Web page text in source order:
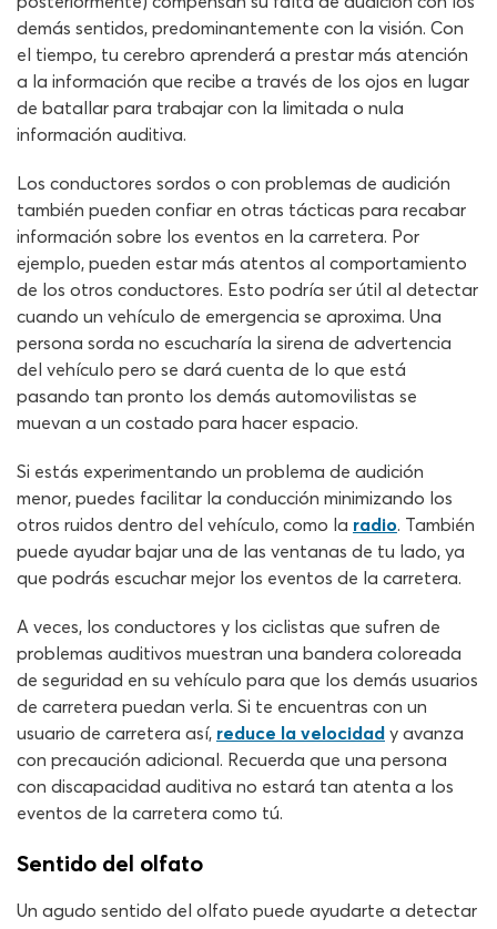
demás sentidos, predominantemente con la visión. Con
el tiempo, tu cerebro aprenderá a prestar más atención
a la información que recibe a través de los ojos en lugar
de batallar para trabajar con la limitada o nula
información auditiva.
Los conductores sordos o con problemas de audición
también pueden confiar en otras tácticas para recabar
información sobre los eventos en la carretera. Por
ejemplo, pueden estar más atentos al comportamiento
de los otros conductores. Esto podría ser útil al detectar
cuando un vehículo de emergencia se aproxima. Una
persona sorda no escucharía la sirena de advertencia
del vehículo pero se dará cuenta de lo que está
pasando tan pronto los demás automovilistas se
muevan a un costado para hacer espacio.
Si estás experimentando un problema de audición
menor, puedes facilitar la conducción minimizando los
otros ruidos dentro del vehículo, como la radio. También
puede ayudar bajar una de las ventanas de tu lado, ya
que podrás escuchar mejor los eventos de la carretera.
A veces, los conductores y los ciclistas que sufren de
problemas auditivos muestran una bandera coloreada
de seguridad en su vehículo para que los demás usuarios
de carretera puedan verla. Si te encuentras con un
usuario de carretera así, reduce la velocidad y avanza
con precaución adicional. Recuerda que una persona
con discapacidad auditiva no estará tan atenta a los
eventos de la carretera como tú.
Sentido del olfato
Un agudo sentido del olfato puede ayudarte a detectar